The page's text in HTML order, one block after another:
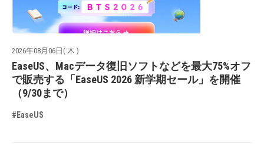
2026年08月06日( 木 )
EaseUS、Macデータ復旧ソフトなどを最大75%オフ
で販売する「EaseUS 2026 新学期セール」を開催
（9/30まで）
#EaseUS